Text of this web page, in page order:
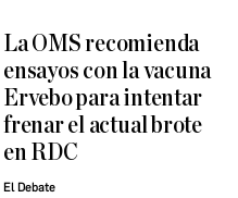
La OMS recomienda
ensayos con la vacuna
Ervebo para intentar
frenar el actual brote
en RDC
El Debate